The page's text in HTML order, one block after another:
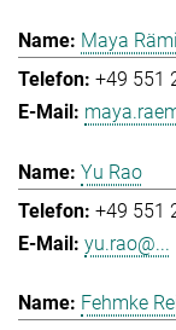
Maya
+49 551
Yu Rao
+49 551
yu.rao@...
Fehmke